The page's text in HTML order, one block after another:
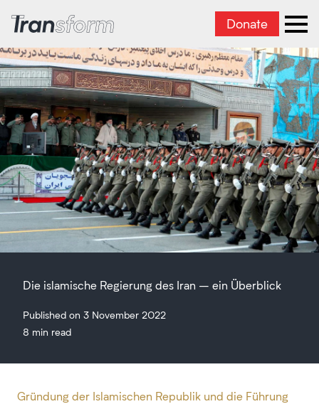
Transform Iran Donate
Die islamische Regierung des Iran – ein Überblick
Published on 3 November 2022
8 min read
Gründung der Islamischen Republik und die Führung